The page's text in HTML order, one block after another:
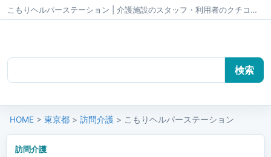
こもりヘルパーステーション | 介護施設のスタッフ・利用者のクチコミ かいごちゃんねる
HOME > 東京都 > 訪問介護 > こもりヘルパーステーション
訪問介護